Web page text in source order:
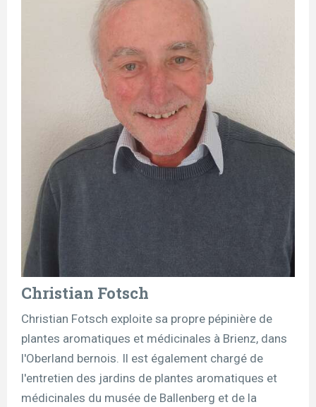
Christian Fotsch
Christian Fotsch exploite sa propre pépinière de
plantes aromatiques et médicinales à Brienz, dans
l'Oberland bernois. Il est également chargé de
l'entretien des jardins de plantes aromatiques et
médicinales du musée de Ballenberg et de la